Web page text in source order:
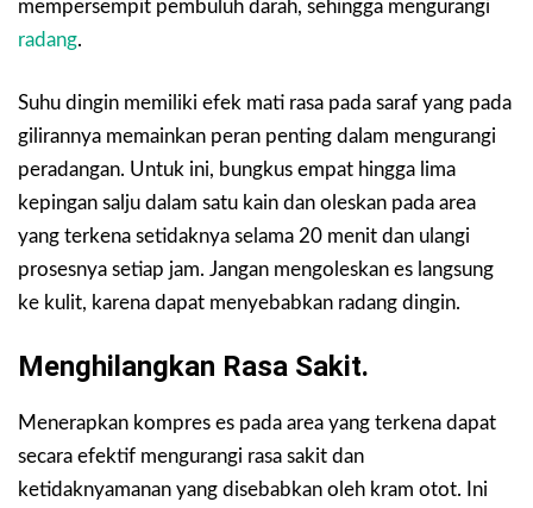
mempersempit pembuluh darah, sehingga mengurangi
radang.
Suhu dingin memiliki efek mati rasa pada saraf yang pada
gilirannya memainkan peran penting dalam mengurangi
peradangan. Untuk ini, bungkus empat hingga lima
kepingan salju dalam satu kain dan oleskan pada area
yang terkena setidaknya selama 20 menit dan ulangi
prosesnya setiap jam. Jangan mengoleskan es langsung
ke kulit, karena dapat menyebabkan radang dingin.
Menghilangkan Rasa Sakit.
Menerapkan kompres es pada area yang terkena dapat
secara efektif mengurangi rasa sakit dan
ketidaknyamanan yang disebabkan oleh kram otot. Ini